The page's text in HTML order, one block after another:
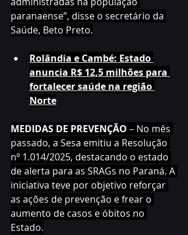
paranaense”, disse o secretário da
Saúde, Beto Preto.
Rolândia e Cambé: Estado
anuncia R$ 12,5 milhões para
fortalecer saúde na região
Norte
MEDIDAS DE PREVENÇÃO – No mês
passado, a Sesa emitiu a Resolução
nº 1.014/2025, destacando o estado
de alerta para as SRAGs no Paraná. A
iniciativa teve por objetivo reforçar
as ações de prevenção e frear o
aumento de casos e óbitos no
Estado.